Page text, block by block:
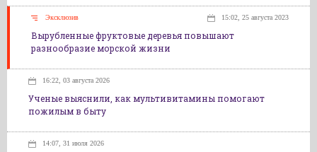
Эксклюзив 15:02, 25 августа 2023
Вырубленные фруктовые деревья повышают
разнообразие морской жизни
16:22, 03 августа 2026
Ученые выяснили, как мультивитамины помогают
пожилым в быту
14:07, 31 июля 2026